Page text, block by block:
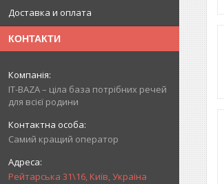
Доставка и оплата
КОНТАКТИ
IT-BAZA – ціла база потрібних речей
для всієї родини
Самий кращий оператор
Рейтарська 31\16, Київ, Україна